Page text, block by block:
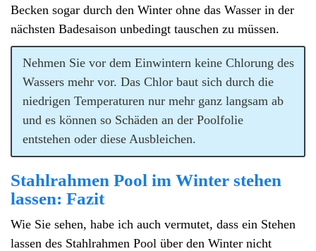
Becken sogar durch den Winter ohne das Wasser in der
nächsten Badesaison unbedingt tauschen zu müssen.
Nehmen Sie vor dem Einwintern keine Chlorung des
Wassers mehr vor. Das Chlor baut sich durch die
niedrigen Temperaturen nur mehr ganz langsam ab
und es können so Schäden an der Poolfolie
entstehen oder diese Ausbleichen.
Stahlrahmen Pool im Winter stehen
lassen: Fazit
Wie Sie sehen, habe ich auch vermutet, dass ein Stehen
lassen des Stahlrahmen Pool über den Winter nicht